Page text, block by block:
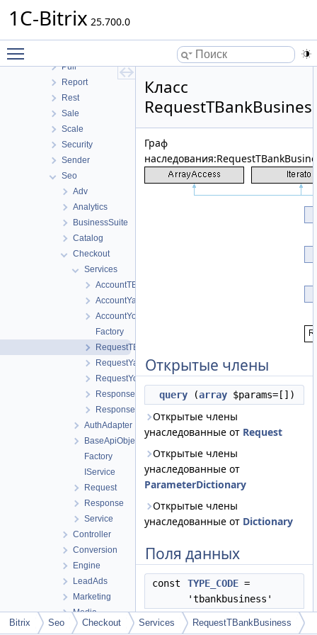
1C-Bitrix 25.700.0
MobileApp
Pull
Report
Rest
Sale
Scale
Security
Sender
Seo
Adv
Analytics
BusinessSuite
Catalog
Checkout
Services
AccountTBankBusiness
AccountYandex
AccountYookassa
Factory
RequestTBankBusiness
RequestYandex
RequestYookassa
ResponseYandex
ResponseYookassa
AuthAdapter
BaseApiObject
Factory
IService
Request
Response
Service
Controller
Conversion
Engine
LeadAds
Marketing
Media
Retargeting
Класс
Граф
Открытые члены
query (array $params=[])
Открытые члены
унаследованные от Request
Открытые члены
унаследованные от
ParameterDictionary
Открытые члены
унаследованные от Dictionary
Поля данных
const TYPE_CODE =
'tbankbusiness'
Bitrix Seo Checkout Services RequestTBankBusiness